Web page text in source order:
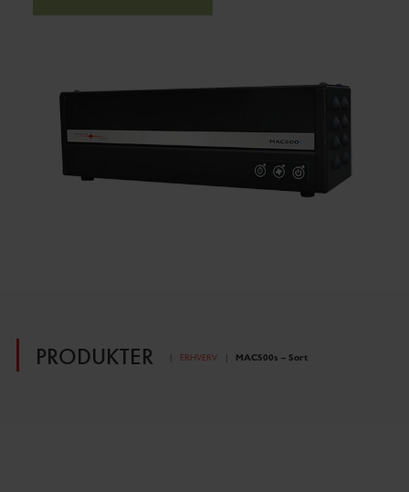
PRODUKTER ERHVERV MAC500s – Sort